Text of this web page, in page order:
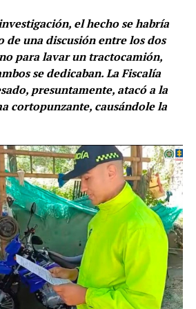
el hecho se habría
una discusión entre los dos
para lavar un tractocamión,
se dedicaban. La Fiscalía
presuntamente, atacó a la
cortopunzante, causándole la